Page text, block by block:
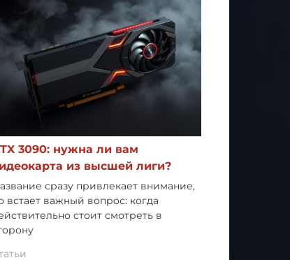
3090: нужна ли вам
из высшей лиги?
сразу привлекает внимание,
встает важный вопрос: когда
стоит смотреть в